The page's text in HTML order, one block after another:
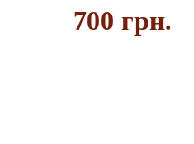
700 грн.